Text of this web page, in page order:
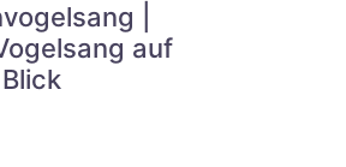
|
auf